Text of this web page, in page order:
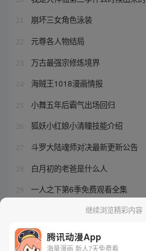
21 崩坏三女角色泳装
22 元尊各人物结局
23 万古最强宗修炼境界
24 海贼王1018漫画情报
25 小舞五年后霸气出场回归
26 狐妖小红娘小清瞳技能介绍
27 斗罗大陆魂师对决最新更新公告
28 白月初的老爸是什么人
29 一人之下第6季免费观看全集
赴山海成毅最新消息今天继续浏览精彩内容
腾讯动漫App
海量漫画 新人7天免费看